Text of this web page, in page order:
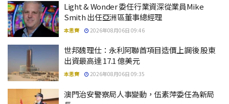
Light & Wonder 委任行業資深從業員Mike
Smith 出任亞洲區董事總經理
本思齊 2026年08月06日 09:46
世邦魏理仕：永利阿聯酋項目造價上調後 股東
出資最高達 17.1 億美元
本思齊 2026年08月06日 09:35
澳門治安警察局人事變動，伍素萍委任為新局